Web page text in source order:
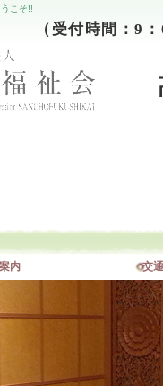
こそ!!
受付時間：9：
内​ 交​